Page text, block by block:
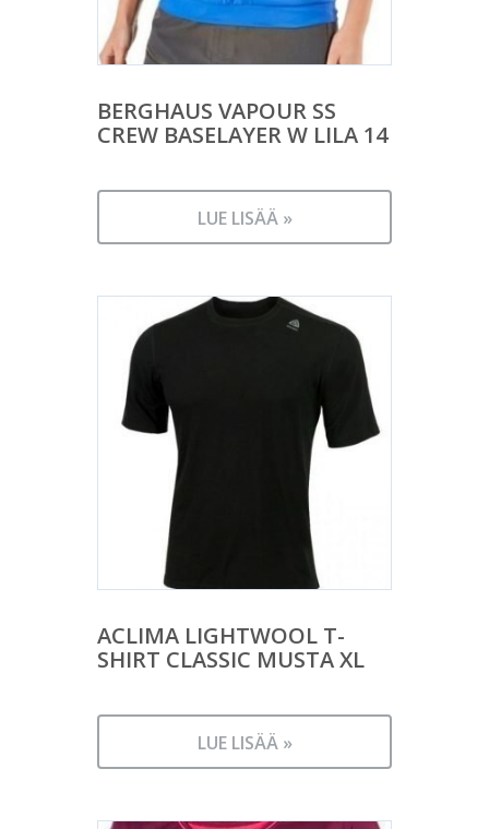
BERGHAUS VAPOUR SS
CREW BASELAYER W LILA 14
LUE LISÄÄ »
ACLIMA LIGHTWOOL T-
SHIRT CLASSIC MUSTA XL
LUE LISÄÄ »